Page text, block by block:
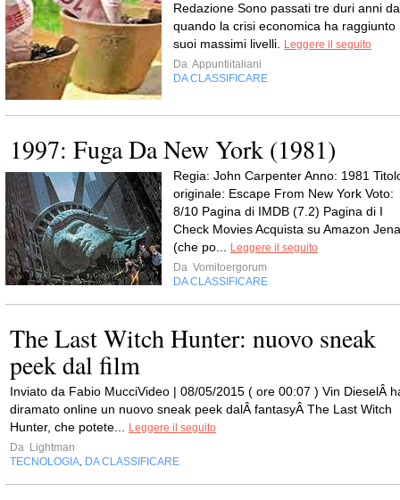
Redazione Sono passati tre duri anni da
quando la crisi economica ha raggiunto
suoi massimi livelli.
Leggere il seguito
Da Appuntiitaliani
DA CLASSIFICARE
1997: Fuga Da New York (1981)
Regia: John Carpenter Anno: 1981
originale: Escape From New York Voto:
8/10 Pagina di IMDB (7.2) Pagina di I
Check Movies Acquista su Amazon Jena
(che po...
Leggere il seguito
Da Vomitoergorum
DA CLASSIFICARE
The Last Witch Hunter: nuovo sneak
peek dal film
Inviato da Fabio MucciVideo | 08/05/2015 ( ore 00:07 ) Vin DieselÂ
diramato online un nuovo sneak peek dalÂ fantasyÂ The Last Witch
Hunter, che potete...
Leggere il seguito
Da Lightman
TECNOLOGIA DA CLASSIFICARE